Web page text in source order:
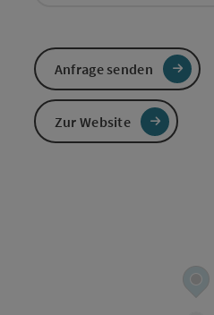
Anfrage senden
Zur Website